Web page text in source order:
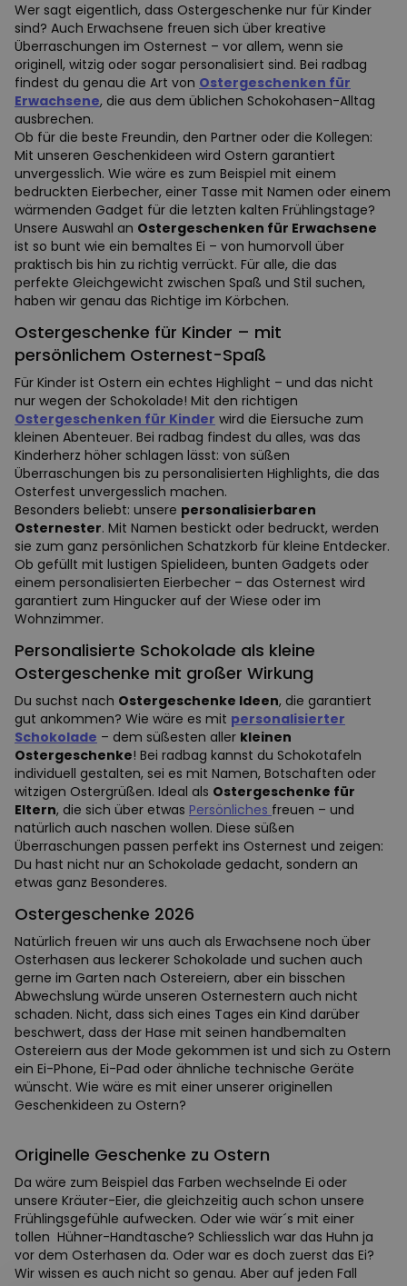
Wer sagt eigentlich, dass Ostergeschenke nur für Kinder
sind? Auch Erwachsene freuen sich über kreative
Überraschungen im Osternest – vor allem, wenn sie
originell, witzig oder sogar personalisiert sind. Bei radbag
findest du genau die Art von Ostergeschenken für
Erwachsene, die aus dem üblichen Schokohasen-Alltag
ausbrechen.
Ob für die beste Freundin, den Partner oder die Kollegen:
Mit unseren Geschenkideen wird Ostern garantiert
unvergesslich. Wie wäre es zum Beispiel mit einem
bedruckten Eierbecher, einer Tasse mit Namen oder einem
wärmenden Gadget für die letzten kalten Frühlingstage?
Unsere Auswahl an Ostergeschenken für Erwachsene
ist so bunt wie ein bemaltes Ei – von humorvoll über
praktisch bis hin zu richtig verrückt. Für alle, die das
perfekte Gleichgewicht zwischen Spaß und Stil suchen,
haben wir genau das Richtige im Körbchen.
Ostergeschenke für Kinder – mit
persönlichem Osternest-Spaß
Für Kinder ist Ostern ein echtes Highlight – und das nicht
nur wegen der Schokolade! Mit den richtigen
Ostergeschenken für Kinder wird die Eiersuche zum
kleinen Abenteuer. Bei radbag findest du alles, was das
Kinderherz höher schlagen lässt: von süßen
Überraschungen bis zu personalisierten Highlights, die das
Osterfest unvergesslich machen.
Besonders beliebt: unsere personalisierbaren
Osternester. Mit Namen bestickt oder bedruckt, werden
sie zum ganz persönlichen Schatzkorb für kleine Entdecker.
Ob gefüllt mit lustigen Spielideen, bunten Gadgets oder
einem personalisierten Eierbecher – das Osternest wird
garantiert zum Hingucker auf der Wiese oder im
Wohnzimmer.
Personalisierte Schokolade als kleine
Ostergeschenke mit großer Wirkung
Du suchst nach Ostergeschenke Ideen, die garantiert
gut ankommen? Wie wäre es mit personalisierter
Schokolade – dem süßesten aller kleinen
Ostergeschenke! Bei radbag kannst du Schokotafeln
individuell gestalten, sei es mit Namen, Botschaften oder
witzigen Ostergrüßen. Ideal als Ostergeschenke für
Eltern, die sich über etwas Persönliches freuen – und
natürlich auch naschen wollen. Diese süßen
Überraschungen passen perfekt ins Osternest und zeigen:
Du hast nicht nur an Schokolade gedacht, sondern an
etwas ganz Besonderes.
Ostergeschenke 2026
Natürlich freuen wir uns auch als Erwachsene noch über
Osterhasen aus leckerer Schokolade und suchen auch
gerne im Garten nach Ostereiern, aber ein bisschen
Abwechslung würde unseren Osternestern auch nicht
schaden. Nicht, dass sich eines Tages ein Kind darüber
beschwert, dass der Hase mit seinen handbemalten
Ostereiern aus der Mode gekommen ist und sich zu Ostern
ein Ei-Phone, Ei-Pad oder ähnliche technische Geräte
wünscht. Wie wäre es mit einer unserer originellen
Geschenkideen zu Ostern?
Originelle Geschenke zu Ostern
Da wäre zum Beispiel das Farben wechselnde Ei oder
unsere Kräuter-Eier, die gleichzeitig auch schon unsere
Frühlingsgefühle aufwecken. Oder wie wär´s mit einer
tollen Hühner-Handtasche? Schliesslich war das Huhn ja
vor dem Osterhasen da. Oder war es doch zuerst das Ei?
Wir wissen es auch nicht so genau. Aber auf jeden Fall